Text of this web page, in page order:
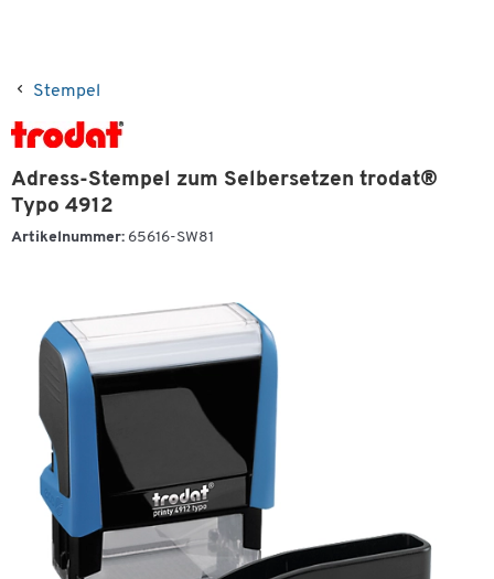
Stempel
Adress-Stempel zum Selbersetzen trodat®
Typo 4912
Artikelnummer: 65616-SW81